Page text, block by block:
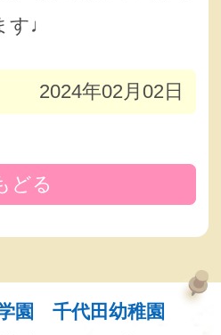
す♩
2024年02月02日
どる
園 千代田幼稚園